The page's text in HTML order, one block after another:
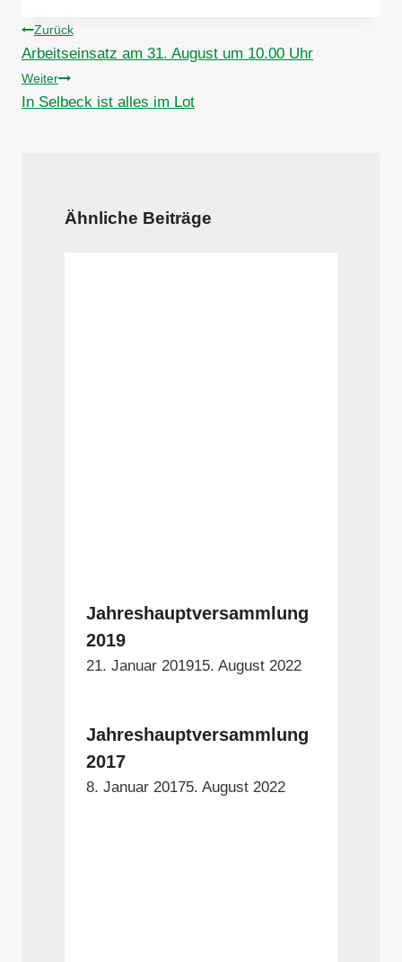
Beitragsnavigation
Zurück
Arbeitseinsatz am 31. August um 10.00 Uhr
Weiter
In Selbeck ist alles im Lot
Ähnliche Beiträge
Jahreshauptversammlung
2019
21. Januar 201915. August 2022
Jahreshauptversammlung
2017
8. Januar 20175. August 2022